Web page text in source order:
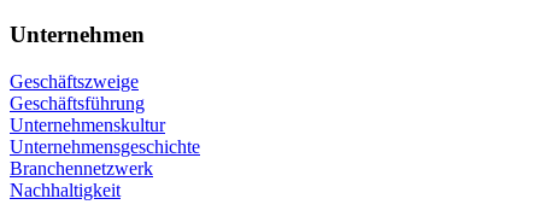
Unternehmen
Geschäftszweige
Geschäftsführung
Unternehmenskultur
Unternehmensgeschichte
Branchennetzwerk
Nachhaltigkeit